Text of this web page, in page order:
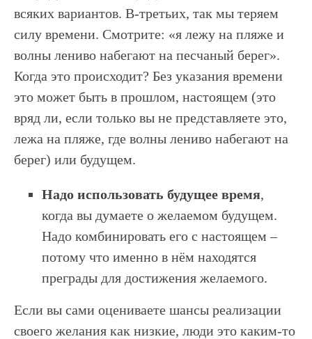
всяких вариантов. В-третьих, так мы теряем
силу времени. Смотрите: «я лежу на пляже и
волны лениво набегают на песчаный берег».
Когда это происходит? Без указания времени
это может быть в прошлом, настоящем (это
вряд ли, если только вы не представляете это,
лежа на пляже, где волны лениво набегают на
берег) или будущем.
Надо использовать будущее время,
когда вы думаете о желаемом будущем.
Надо комбинировать его с настоящем –
потому что именно в нём находятся
преграды для достижения желаемого.
Если вы сами оцениваете шансы реализации
своего желания как низкие, люди это каким-то